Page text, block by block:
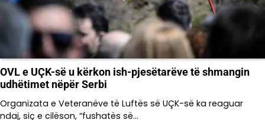
OVL e UÇK-së u kërkon ish-pjesëtarëve të shmangin
udhëtimet nëpër Serbi
Organizata e Veteranëve të Luftës së UÇK-së ka reaguar
ndaj, siç e cilëson, “fushatës së…